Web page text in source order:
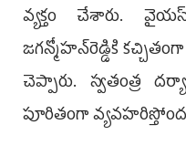
వ్యక్తం చేశారు.
జగన్మోహన్‌రెడ్డికి
చెప్పారు. స్వతంత్ర
పూరితంగా